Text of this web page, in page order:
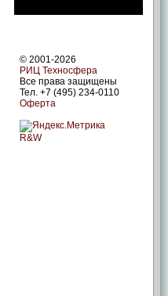
© 2001-2026
РИЦ Техносфера
Все права защищены
Тел. +7 (495) 234-0110
Оферта
R&W